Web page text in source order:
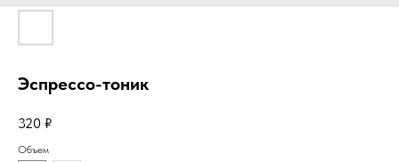
Эспрессо-тоник
320 ₽
Объем